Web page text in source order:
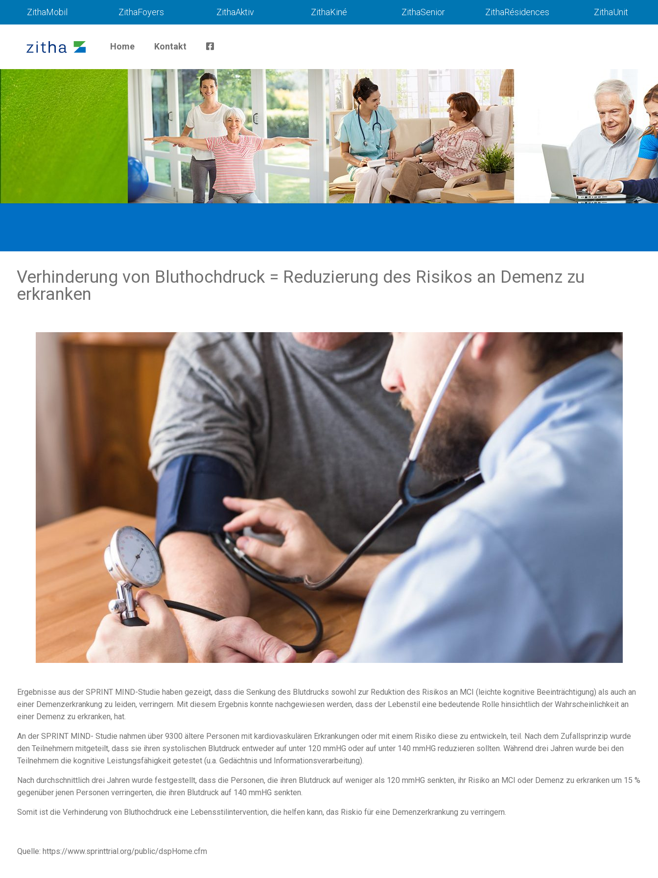
ZithaMobil ZithaFoyers ZithaAktiv ZithaKiné ZithaSenior ZithaRésidences ZithaUnit
Home Kontakt
Verhinderung von Bluthochdruck = Reduzierung des Risikos an Demenz zu
erkranken
Ergebnisse aus der SPRINT MIND-Studie haben gezeigt, dass die Senkung des Blutdrucks sowohl zur Reduktion des Risikos an MCI (leichte kognitive Beeinträchtigung) als auch an
einer Demenzerkrankung zu leiden, verringern. Mit diesem Ergebnis konnte nachgewiesen werden, dass der Lebenstil eine bedeutende Rolle hinsichtlich der Wahrscheinlichkeit an
einer Demenz zu erkranken, hat.
An der SPRINT MIND- Studie nahmen über 9300 ältere Personen mit kardiovaskulären Erkrankungen oder mit einem Risiko diese zu entwickeln, teil. Nach dem Zufallsprinzip wurde
den Teilnehmern mitgeteilt, dass sie ihren systolischen Blutdruck entweder auf unter 120 mmHG oder auf unter 140 mmHG reduzieren sollten. Während drei Jahren wurde bei den
Teilnehmern die kognitive Leistungsfähigkeit getestet (u.a. Gedächtnis und Informationsverarbeitung).
Nach durchschnittlich drei Jahren wurde festgestellt, dass die Personen, die ihren Blutdruck auf weniger als 120 mmHG senkten, ihr Risiko an MCI oder Demenz zu erkranken um 15 %
gegenüber jenen Personen verringerten, die ihren Blutdruck auf 140 mmHG senkten.
Somit ist die Verhinderung von Bluthochdruck eine Lebensstilintervention, die helfen kann, das Riskio für eine Demenzerkrankung zu verringern.
Quelle: https://www.sprinttrial.org/public/dspHome.cfm